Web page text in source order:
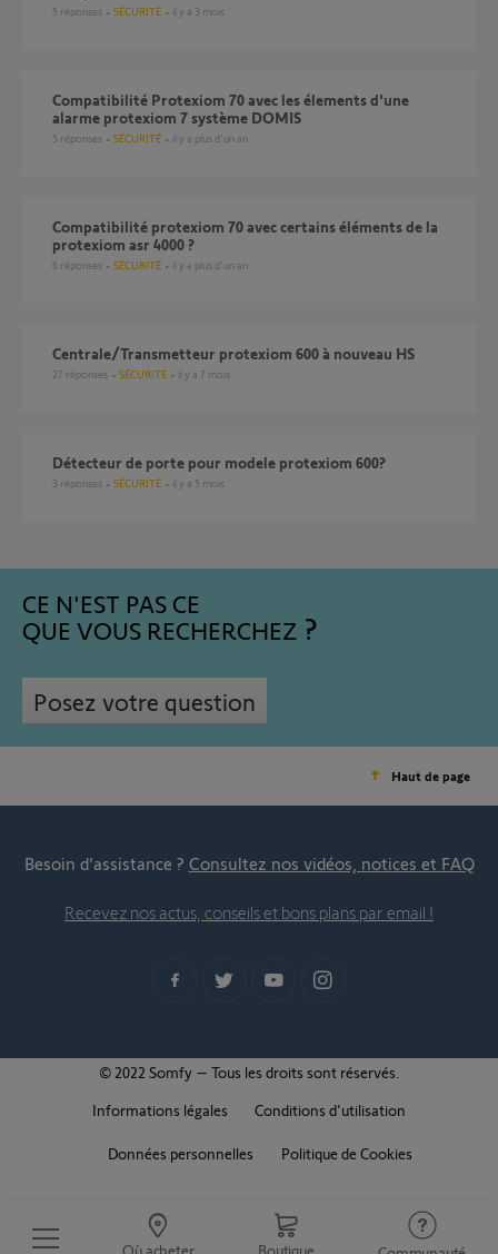
Où acheter Boutique
5 réponses SÉCURITÉ il y a 3 mois
Compatibilité Protexiom 70 avec les élements d'une
alarme protexiom 7 système DOMIS
5 réponses SÉCURITÉ il y a plus d'un an
Compatibilité protexiom 70 avec certains éléments de la
protexiom asr 4000 ?
6 réponses SÉCURITÉ il y a plus d'un an
Centrale/Transmetteur protexiom 600 à nouveau HS
27 réponses SÉCURITÉ il y a 7 mois
détecteur de porte pour modele protexiom 600?
3 réponses SÉCURITÉ il y a 5 mois
CE N'EST PAS CE
QUE VOUS RECHERCHEZ
Posez votre question
Haut de page
Besoin d’assistance ? Consultez nos vidéos, notices et FAQ
Recevez nos actus, conseils et bons plans par email !
© 2022 Somfy – Tous les droits sont réservés.
Informations légales
Conditions d'utilisation
Données personnelles Politique de Cookies